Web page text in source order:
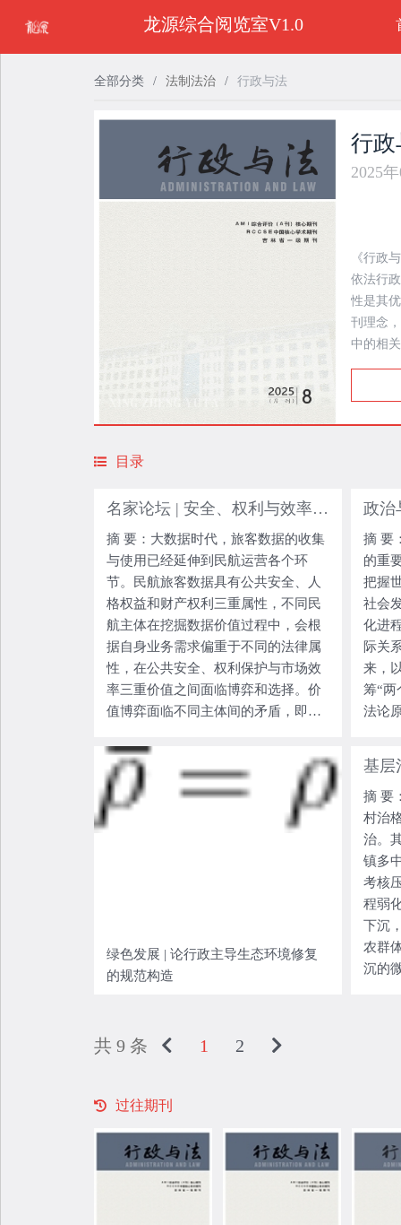
全部分类 / 法制法治 / 行政与法
行政
2025
《行政
依法行
性是其
刊理念
中的相
阵地。
目录
名家论坛 | 安全、权利与效率：民航旅客数据治理的价值博弈与选择
摘 要：大数据时代，旅客数据的收集
与使用已经延伸到民航运营各个环
节。民航旅客数据具有公共安全、人
格权益和财产权利三重属性，不同民
航主体在挖掘数据价值过程中，会根
据自身业务需求偏重于不同的法律属
性，在公共安全、权利保护与市场效
率三重价值之间面临博弈和选择。价
值博弈面临不同主体间的矛盾，即旅
容的矛盾、旅客与航空公司就数据使
用与保护的矛盾、民航行政管理部门
与航空公司就数据存储与流动安全的
矛盾，这些矛盾是过去二十余年全球
最优先的选择，这是航空法“安全优
先”原则的价值追求，此价值追求形成
先性，但安全价值的优先性并不等同
例原则平衡、调和各方主体的价值诉
摘 要
的重
把握
社会
化进
际关
来，
筹“两
法论
球治
论建
合观
展现
中心
话、
创新
全球
情怀
责任
绿色发展 | 论行政主导生态环境修复
的规范构造
摘 要
村治
治。
镇多
考核
程弱
下沉
农群
沉的
民互
共 9 条 1 2
过往期刊
龙源综合阅览室V1.0